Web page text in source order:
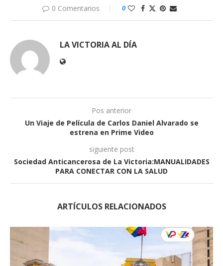
0 Comentarios 0
LA VICTORIA AL DÍA
Pos anterior
Un Viaje de Película de Carlos Daniel Alvarado se
estrena en Prime Video
siguiente post
Sociedad Anticancerosa de La Victoria:MANUALIDADES
PARA CONECTAR CON LA SALUD
ARTÍCULOS RELACIONADOS